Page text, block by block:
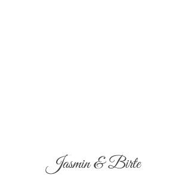
Jasmin & Birte